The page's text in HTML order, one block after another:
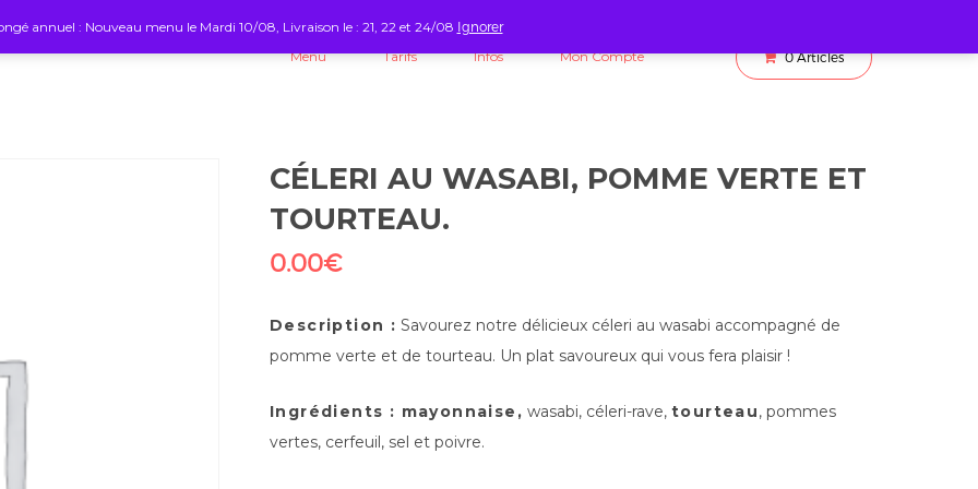
Menu Tarifs Infos Mon Compte 0 Articles
CÉLERI AU WASABI, POMME VERTE ET
TOURTEAU.
0.00€
Description : Savourez notre délicieux céleri au wasabi accompagné de
pomme verte et de tourteau. Un plat savoureux qui vous fera plaisir !
Ingrédients : mayonnaise, wasabi, céleri-rave, tourteau, pommes
vertes, cerfeuil, sel et poivre.
annuel : Nouveau menu le Mardi 10/08, Livraison le : 21, 22 et 24/08 Ignorer